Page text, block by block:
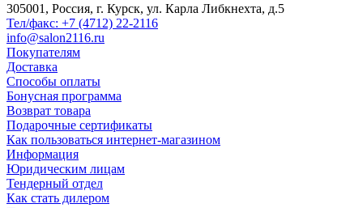
305001, Россия, г. Курск, ул. Карла Либкнехта, д.5
Тел/факс: +7 (4712) 22-2116
info@salon2116.ru
Покупателям
Доставка
Способы оплаты
Бонусная программа
Возврат товара
Подарочные сертификаты
Как пользоваться интернет-магазином
Информация
Юридическим лицам
Тендерный отдел
Как стать дилером